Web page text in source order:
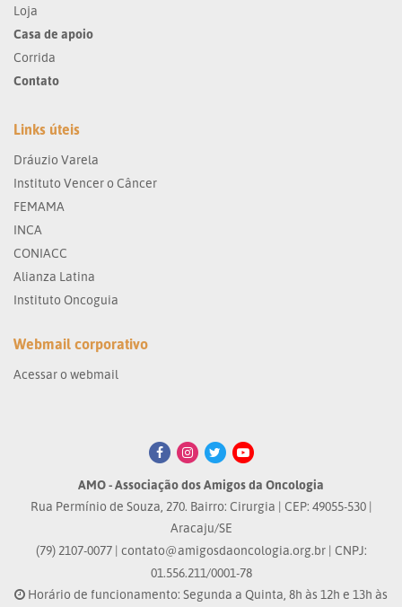
Loja
Casa de apoio
Corrida
Contato
Links úteis
Dráuzio Varela
Instituto Vencer o Câncer
FEMAMA
INCA
CONIACC
Alianza Latina
Instituto Oncoguia
Webmail corporativo
Acessar o webmail
AMO - Associação dos Amigos da Oncologia
Rua Permínio de Souza, 270. Bairro: Cirurgia | CEP: 49055-530 |
Aracaju/SE
(79) 2107-0077 | contato@amigosdaoncologia.org.br| CNPJ:
01.556.211/0001-78
Horário de funcionamento: Segunda a Quinta, 8h às 12h e 13h às